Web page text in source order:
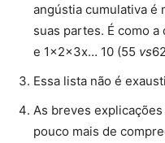
angústia cumulativa é
suas partes. É como
e 1x2x3x… 10 (55 vs
Essa lista não é
As breves
pouco mais de